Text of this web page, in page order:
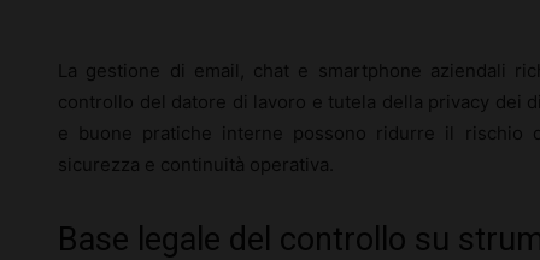
La gestione di email, chat e smartphone aziendali
controllo del datore di lavoro e tutela della privacy dei
e buone pratiche interne possono ridurre il rischio
sicurezza e continuità operativa.
Base legale del controllo su